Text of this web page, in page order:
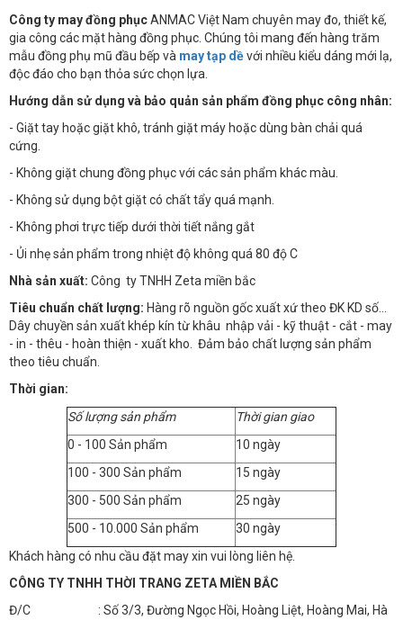
Công ty may đồng phụcANMAC Việt Nam chuyên may đo, thiết kế,
gia công các mặt hàng đồng phục. Chúng tôi mang đến hàng trăm
mẫu đồng phụ mũ đầu bếp và may tạp dềvới nhiều kiểu dáng mới lạ,
độc đáo cho bạn thỏa sức chọn lựa.
Hướng dẫn sử dụng và bảo quản sản phẩm đồng phục công nhân:
- Giặt tay hoặc giặt khô, tránh giặt máy hoặc dùng bàn chải quá
cứng.
- Không giặt chung đồng phục với các sản phẩm khác màu.
- Không sử dụng bột giặt có chất tẩy quá mạnh.
- Không phơi trực tiếp dưới thời tiết nắng gắt
- Ủi nhẹ sản phẩm trong nhiệt độ không quá 80 độ C
Nhà sản xuất: Công ty TNHH Zeta miền bắc
Tiêu chuẩn chất lượng: Hàng rõ nguồn gốc xuất xứ theo ĐK KD số…
Dây chuyền sản xuất khép kín từ khâu nhập vải - kỹ thuật - cắt - may
- in - thêu - hoàn thiện - xuất kho. Đảm bảo chất lượng sản phẩm
theo tiêu chuẩn.
Thời gian:
Số lượng sản phẩm
Thời gian giao
0 - 100 Sản phẩm
10 ngày
100 - 300 Sản phẩm
15 ngày
300 - 500 Sản phẩm
25 ngày
500 - 10.000 Sản phẩm
30 ngày
Khách hàng có nhu cầu đặt may xin vui lòng liên hệ.
CÔNG TY TNHH THỜI TRANG ZETA MIỀN BẮC
Đ/C : Số 3/3, Đường Ngọc Hồi, Hoàng Liệt, Hoàng Mai, Hà